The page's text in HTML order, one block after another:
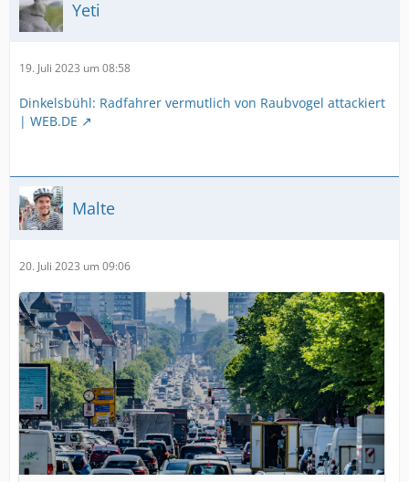
Yeti
19. Juli 2023 um 08:58
Dinkelsbühl: Radfahrer vermutlich von Raubvogel attackiert
| WEB.DE
Malte
20. Juli 2023 um 09:06